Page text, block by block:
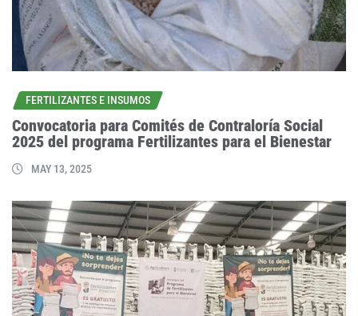
FERTILIZANTES E INSUMOS
Convocatoria para Comités de Contraloría Social
2025 del programa Fertilizantes para el Bienestar
MAY 13, 2025